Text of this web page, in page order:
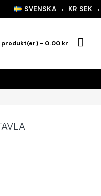
SVENSKA KR SEK
produkt(er) - 0.00 kr